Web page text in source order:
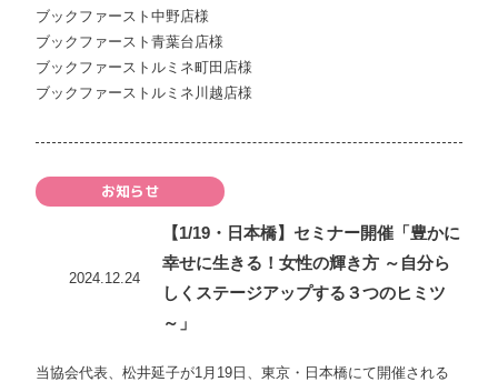
ブックファースト中野店様
ブックファースト青葉台店様
ブックファーストルミネ町田店様
ブックファーストルミネ川越店様
お知らせ
2024.12.24
【1/19・日本橋】セミナー開催「豊かに
幸せに生きる！女性の輝き方 ～自分ら
しくステージアップする３つのヒミツ
～」
当協会代表、松井延子が1月19日、東京・日本橋にて開催される